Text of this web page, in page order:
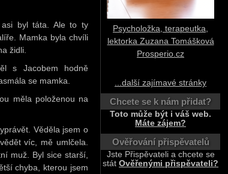
asi byl táta. Ale to ty
Mamka byla chvíli
židli.
s Jacobem hodně
se mamka.
měla položenou na
Věděla jsem o
víc, mě umlčela.
muž. Byl sice starší,
chyba, kterou jsem
Psycholožka, terapeutka,
lektorka Zuzana Tomášková
Prosperio.cz
...další zajímavé stránky
Chcete se k nám přidat?
Toto může být i váš web.
Máte zájem?
Ověřování přispěvatelů
Jste Přispěvateli a chcete se
stát Ověřenými přispěvateli?